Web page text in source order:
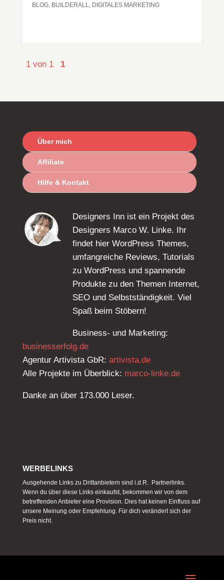
BLOG, BUILDERALL DIGITALES MARKETING
1 von 1 1
Über mich
Affiliate
Hilfe & Kontakt
Designers Inn ist ein Projekt des
Designers Marco W. Linke. Ihr
findet hier WordPress Themes,
umfangreiche Reviews, Tutorials
zu WordPress und spannende
Produkte zu den Themen Internet,
SEO und Selbstständigkeit. Viel
Spaß beim Stöbern!
Business- und Marketing:
businesserfolg.de
Agentur Artivista GbR: artivista.de
Alle Projekte im Überblick: marco-linke.de
Danke an über 173.000 Leser.
WERBELINKS
Ausgehende Links zu Drittanbietern sind i.d.R. Partnerlinks.
Wenn du über diese Links einkaufst, bekommen wir von dem
betreffenden Anbieter eine Provision. Dies hat keinen Einfluss auf
unsere Meinung oder Empfehlung. Für dich verändert sich der
Preis nicht.